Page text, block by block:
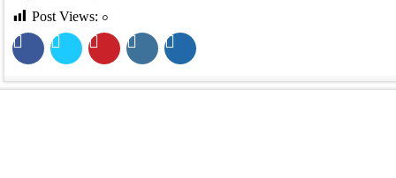
Post Views: ০